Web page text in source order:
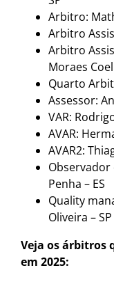
Arbitro:
Arbitro
Arbitro
Moraes
Quarto
Assessor:
VAR:
AVAR:
AVAR2:
Observador
Penha – ES
Quality
Oliveira – SP
Veja os árbitros
em 2025: